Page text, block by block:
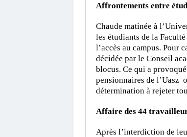
Affrontements entre
Chaude matinée à
les étudiants de la
l’accès au campus. Pour
décidée par le Conseil
blocus. Ce qui a
pensionnaires de l’Uasz
détermination à rejeter
Affaire des 44
Après l’interdiction de